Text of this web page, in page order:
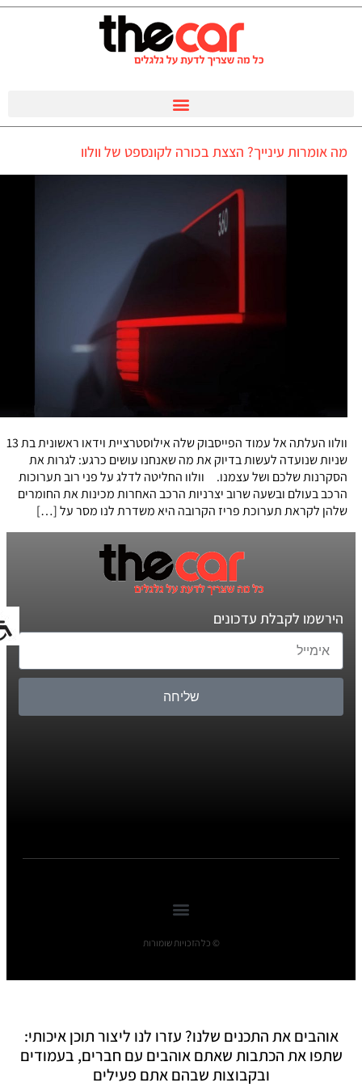
מה אומרות עינייך? הצצת בכורה לקונספט של וולוו
וולוו העלתה אל עמוד הפייסבוק שלה אילוסטרציית וידאו ראשונית בת 13
שניות שנועדה לעשות בדיוק את מה שאנחנו עושים כרגע: לגרות את
הסקרנות שלכם ושל עצמנו. וולוו החליטה לדלג על פני רוב תערוכות
הרכב בעולם ובשעה שרוב יצרניות הרכב האחרות מכינות את החומרים
שלהן לקראת תערוכת פריז הקרובה היא משדרת לנו מסר על […]
הירשמו לקבלת עדכונים
שליחה
© כל הזכויות שומורות
אוהבים את התכנים שלנו? עזרו לנו ליצור תוכן איכותי:
שתפו את הכתבות שאתם אוהבים עם חברים, בעמודים
ובקבוצות שבהם אתם פעילים